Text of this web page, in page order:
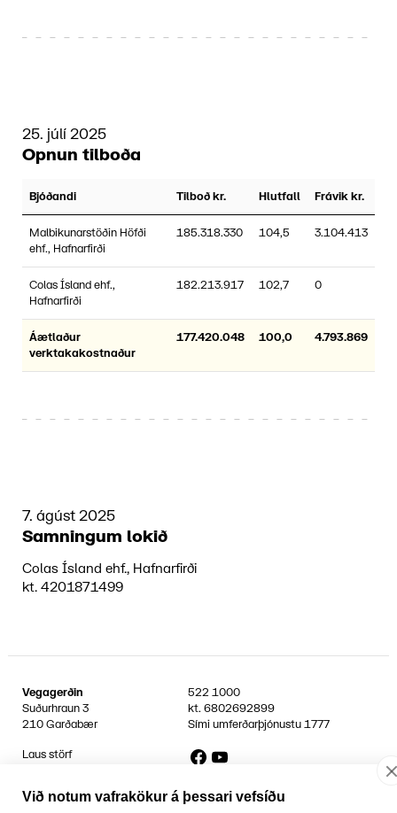
25. júlí 2025
Opnun tilboða
Bjóðandi Tilboð kr. Hlutfall Frávik kr.
Malbikunarstöðin Höfði
ehf., Hafnarfirði
185.318.330 104,5 3.104.413
Colas Ísland ehf.,
Hafnarfirði
182.213.917 102,7 0
Áætlaður
verktakakostnaður
177.420.048 100,0 4.793.869
7. ágúst 2025
Samningum lokið
Colas Ísland ehf., Hafnarfirði
kt. 4201871499
Vegagerðin
Suðurhraun 3
210 Garðabær
522 1000
kt.6802692899
Sími umferðarþjónustu1777
Laus störf
Rafrænir reikningar
FacebookYouTube
Við notum vafrakökur á þessari vefsíðu